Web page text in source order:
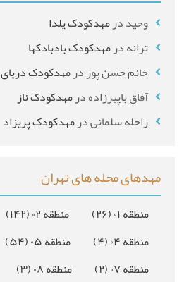
وحیددرمهدکودک یلدا
ترانهدرمهدکودک بادبادکها
خانم حسن پوردرمهدکودک
آفاق باپیرزادهدرمهدکودک ناز
راحله سلمانیدرمهدکودک پریزاد
مهدهای محله های تهران
منطقه ۰۱ (۲۶) منطقه ۰۲ (۱۴۲)
منطقه ۰۴
(۴) منطقه ۰۵ (۵۴)
منطقه ۰۷
(۲) منطقه ۰۸ (۳)